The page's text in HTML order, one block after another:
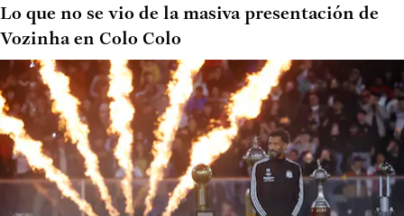
Lo que no se vio de la masiva presentación de
Vozinha en Colo Colo